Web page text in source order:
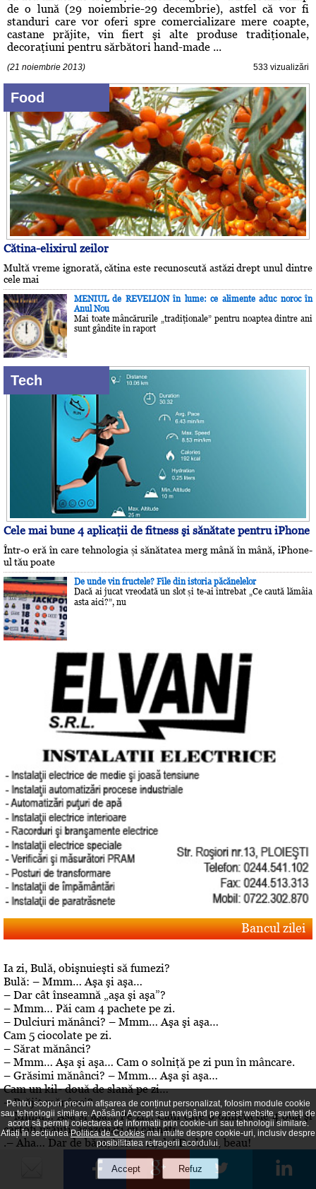
de o lună (29 noiembrie-29 decembrie), astfel că vor fi
standuri care vor oferi spre comercializare mere coapte,
castane prăjite, vin fiert şi alte produse tradiţionale,
decoraţiuni pentru sărbători hand-made ...
(21 noiembrie 2013) 533 vizualizări
Food
Cătina-elixirul zeilor
Multă vreme ignorată, cătina este recunoscută astăzi drept unul dintre
cele mai
MENIUL de REVELION în lume: ce alimente aduc noroc în
Anul Nou
Mai toate mâncărurile „tradiţionale” pentru noaptea dintre ani
sunt gândite în raport
Tech
Cele mai bune 4 aplicaţii de fitness şi sănătate pentru iPhone
Într-o eră în care tehnologia și sănătatea merg mână în mână, iPhone-
ul tău poate
De unde vin fructele? File din istoria păcănelelor
Dacă ai jucat vreodată un slot și te-ai întrebat „Ce caută lămâia
asta aici?”, nu
Bancul zilei
Ia zi, Bulă, obişnuieşti să fumezi?
Bulă: – Mmm… Aşa şi aşa…
– Dar cât înseamnă „aşa şi aşa”?
– Mmm… Păi cam 4 pachete pe zi.
– Dulciuri mănânci? – Mmm… Aşa şi aşa…
Cam 5 ciocolate pe zi.
– Sărat mănânci?
– Mmm… Aşa şi aşa… Cam o solniţă pe zi pun în mâncare.
– Grăsimi mănânci? – Mmm… Aşa şi aşa…
Cam un kil- două de slană pe zi…
– Prăjit mănânci?
– Mmm… Aşa şi aşa… Pe zi… Cam câte o omletă de 4 ouă şi
cartofi prăjiţi, asezonaţi cu cârnaţi
.– Aha… Dar de băut, bei? – A, da! De băut, beau!
Editorial
Pentru scopuri precum afișarea de conținut personalizat, folosim module cookie
sau tehnologii similare. Apăsând Accept sau navigând pe acest website, sunteți de
acord să permiți colectarea de informații prin cookie-uri sau tehnologii similare.
Aflați în secțiuneaPolitica de Cookiesmai multe despre cookie-uri, inclusiv despre
posibilitatea retragerii acordului.